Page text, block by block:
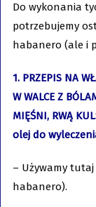
Do wykonania
potrzebujemy
habanero (ale i
1. PRZEPIS NA
W WALCE Z
MIĘŚNI, RWĄ
olej do
– Używamy tutaj
habanero).